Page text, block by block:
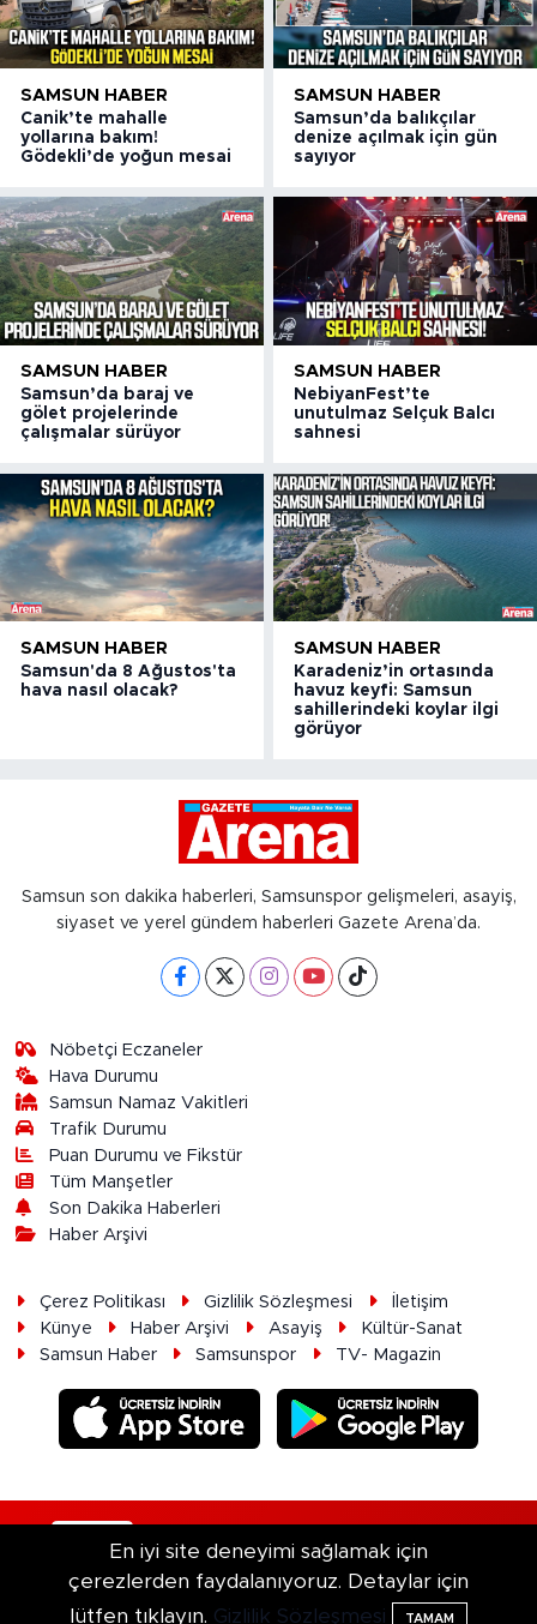
SAMSUN HABER
Canik’te mahalle
yollarına bakım!
Gödekli’de yoğun mesai
SAMSUN HABER
Samsun’da balıkçılar
denize açılmak için gün
sayıyor
SAMSUN HABER
Samsun’da baraj ve
gölet projelerinde
çalışmalar sürüyor
SAMSUN HABER
NebiyanFest’te
unutulmaz Selçuk Balcı
sahnesi
SAMSUN HABER
Samsun'da 8 Ağustos'ta
hava nasıl olacak?
SAMSUN HABER
Karadeniz’in ortasında
havuz keyfi: Samsun
sahillerindeki koylar ilgi
görüyor
Samsun son dakika haberleri, Samsunspor gelişmeleri, asayiş,
siyaset ve yerel gündem haberleri Gazete Arena’da.
Nöbetçi Eczaneler
Hava Durumu
Samsun Namaz Vakitleri
Trafik Durumu
Puan Durumu ve Fikstür
Tüm Manşetler
Son Dakika Haberleri
Haber Arşivi
Çerez Politikası Gizlilik Sözleşmesi
İletişim
Künye
Haber Arşivi Asayiş
Kültür-Sanat
Samsun Haber
Samsunspor TV- Magazin
Haber Yazılımı:TE Bilişim
En iyi site deneyimi sağlamak için
çerezlerden faydalanıyoruz. Detaylar için
lütfen tıklayın. Gizlilik Sözleşmesi TAMAM